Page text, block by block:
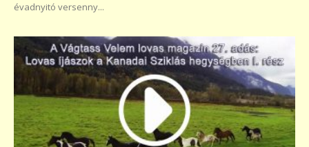
évadnyitó versenny...